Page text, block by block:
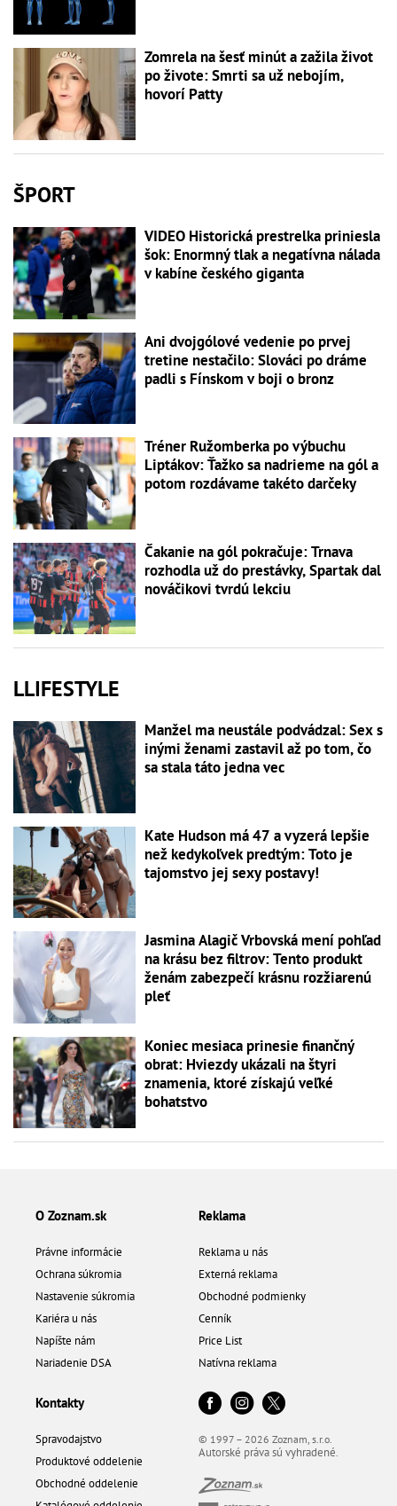
Zomrela na šesť minút a zažila život
po živote: Smrti sa už nebojím,
hovorí Patty
ŠPORT
VIDEO Historická prestrelka priniesla
šok: Enormný tlak a negatívna nálada
v kabíne českého giganta
Ani dvojgólové vedenie po prvej
tretine nestačilo: Slováci po dráme
padli s Fínskom v boji o bronz
Tréner Ružomberka po výbuchu
Liptákov: Ťažko sa nadrieme na gól a
potom rozdávame takéto darčeky
Čakanie na gól pokračuje: Trnava
rozhodla už do prestávky, Spartak dal
nováčikovi tvrdú lekciu
LLIFESTYLE
Manžel ma neustále podvádzal: Sex s
inými ženami zastavil až po tom, čo
sa stala táto jedna vec
Kate Hudson má 47 a vyzerá lepšie
než kedykoľvek predtým: Toto je
tajomstvo jej sexy postavy!
Jasmina Alagič Vrbovská mení pohľad
na krásu bez filtrov: Tento produkt
ženám zabezpečí krásnu rozžiarenú
pleť
Koniec mesiaca prinesie finančný
obrat: Hviezdy ukázali na štyri
znamenia, ktoré získajú veľké
bohatstvo
O Zoznam.sk
Právne informácie
Ochrana súkromia
Nastavenie súkromia
Kariéra u nás
Napíšte nám
Nariadenie DSA
Reklama
Reklama u nás
Externá reklama
Obchodné podmienky
Cenník
Price List
Natívna reklama
Kontakty
Spravodajstvo
Produktové oddelenie
Obchodné oddelenie
© 1997 – 2026 Zoznam, s.r.o.
Autorské práva sú vyhradené.